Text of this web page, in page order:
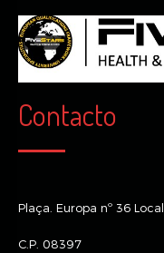
Contacto
Plaça. Europa nº 36 Local
C.P. 08397